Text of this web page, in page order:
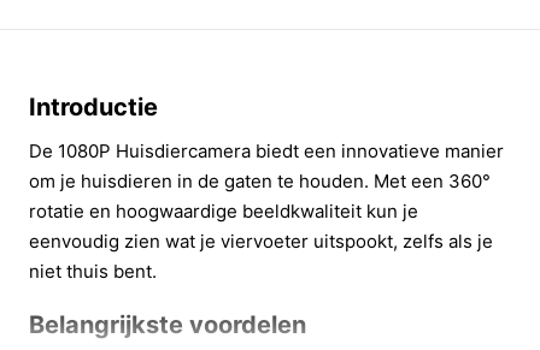
Introductie
De 1080P Huisdiercamera biedt een innovatieve manier
om je huisdieren in de gaten te houden. Met een 360°
rotatie en hoogwaardige beeldkwaliteit kun je
eenvoudig zien wat je viervoeter uitspookt, zelfs als je
niet thuis bent.
Belangrijkste voordelen